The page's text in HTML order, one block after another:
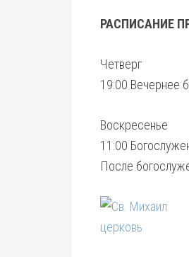
РАСПИСАНИЕ
Четверг
19:00 Вечернее
Воскресенье
11:00
После